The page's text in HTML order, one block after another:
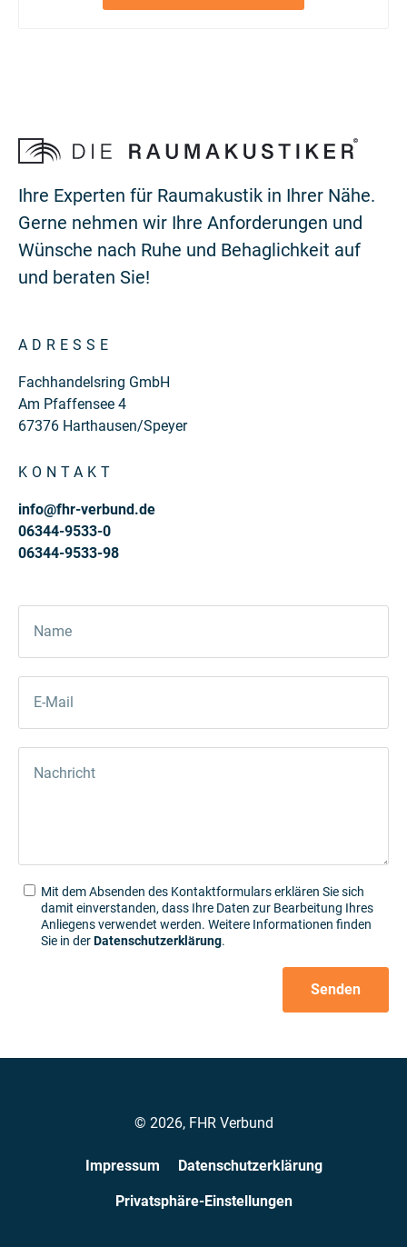
Ihre Experten für Raumakustik in Ihrer Nähe.
Gerne nehmen wir Ihre Anforderungen und
Wünsche nach Ruhe und Behaglichkeit auf
und beraten Sie!
ADRESSE
Fachhandelsring GmbH
Am Pfaffensee 4
67376 Harthausen/Speyer
KONTAKT
info@fhr-verbund.de
06344-9533-0
06344-9533-98
Mit dem Absenden des Kontaktformulars erklären Sie sich
damit einverstanden, dass Ihre Daten zur Bearbeitung Ihres
Anliegens verwendet werden. Weitere Informationen finden
Sie in derDatenschutzerklärung.
Senden
© 2026, FHR Verbund
Impressum Datenschutzerklärung
Privatsphäre-Einstellungen